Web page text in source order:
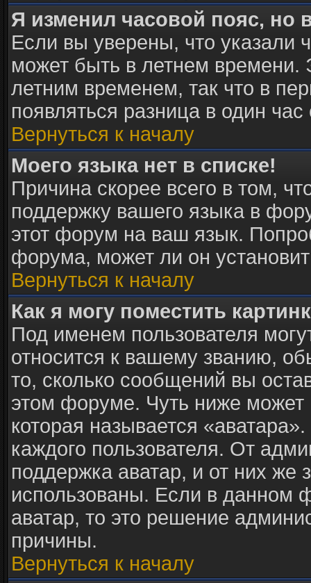
Я изменил часовой пояс, но
Если вы уверены, что указали
может быть в летнем времени.
летним временем, так что в
появляться разница в один
Вернуться к началу
Моего языка нет в списке!
Причина скорее всего в том,
поддержку вашего языка в
этот форум на ваш язык.
форума, может ли он
Вернуться к началу
Как я могу поместить
Под именем пользователя
относится к вашему званию,
то, сколько сообщений вы
этом форуме. Чуть ниже может
которая называется
каждого пользователя. От
поддержка аватар, и от них же
использованы. Если в данном
аватар, то это решение
причины.
Вернуться к началу